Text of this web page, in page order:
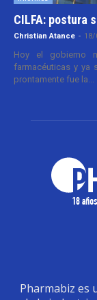
CILFA: postura
Christian Atance - 18/
Hoy el gobierno
farmacéuticas y ya
prontamente fue la...
Pharmabiz es